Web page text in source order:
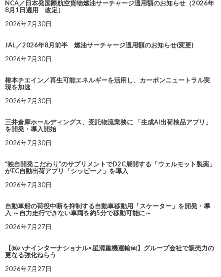
NCA／日本発国際航空貨物燃油サーチャージ適用額のお知らせ（2026年
8月1日適用 改定）
2026年7月30日
JAL／2026年8月前半 燃油サーチャージ適用額のお知らせ(変更)
2026年7月30日
椿本チエイン／再生可能エネルギーを活用し、カーボンニュートラル実
現を加速
2026年7月30日
三井倉庫ホールディングス、受託物流業務に 「生成AI出荷検品アプリ」
を開発・導入開始
2026年7月30日
“独自開発こだわり”のサプリメントでD2C展開する「ウェルモット製薬」
がEC自動出荷アプリ「シッピーノ」を導入
2026年7月30日
自動車船の荷役中断を抑制する自動車移動用「スケーター」を開発・導
入 ～自力走行できない車両を約5分で移動可能に～
2026年7月27日
【㈱ハナインターナショナル×星清重機運輸㈱】グループ会社で販売力の
更なる強化ねらう
2026年7月27日